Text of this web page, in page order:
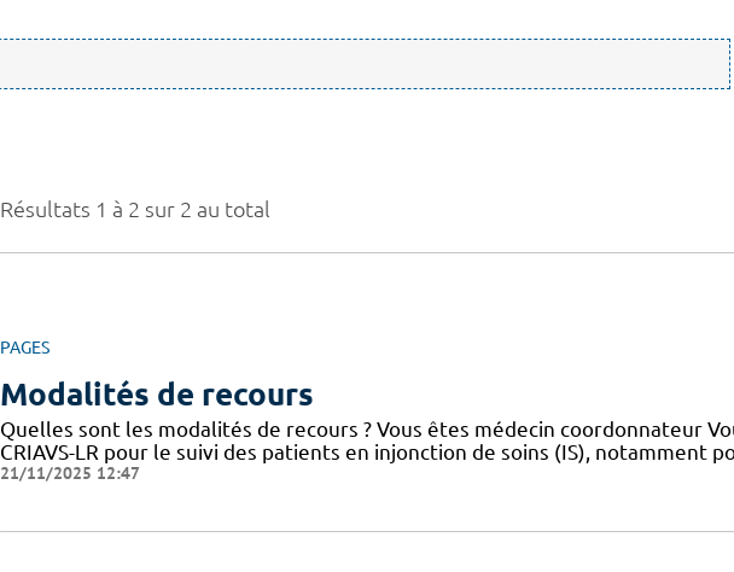
Résultats 1 à 2 sur 2 au total
PAGES
Modalités de recours
Quelles sont les modalités de recours ? Vous êtes médecin coordonnateur
CRIAVS-LR pour le suivi des patients en injonction de soins (IS), notamment
21/11/2025 12:47